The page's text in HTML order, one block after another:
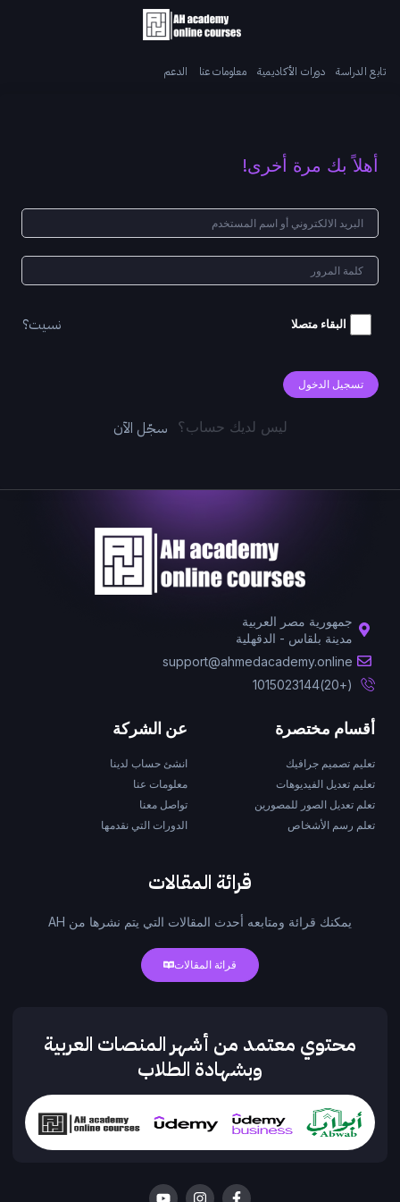
تابع الدراسة دورات الأكاديمية معلومات عنا الدعم
أهلاً بك مرة أخرى!
البقاء متصلا نسيت؟
تسجيل الدخول
ليس لديك حساب؟ سجّل الآن
جمهورية مصر العربية
مدينة بلقاس - الدقهلية
support@ahmedacademy.online
(+20)1015023144
أقسام مختصرة
تعليم تصميم جرافيك
تعليم تعديل الفيديوهات
تعلم تعديل الصور للمصورين
تعلم رسم الأشخاص
عن الشركة
انشئ حساب لدينا
معلومات عنا
تواصل معنا
الدورات التي نقدمها
قرائة المقالات
يمكنك قرائة ومتابعه أحدث المقالات التي يتم نشرها من AH
قرائة المقالات
محتوي معتمد من أشهر المنصات العربية
وبشهادة الطلاب